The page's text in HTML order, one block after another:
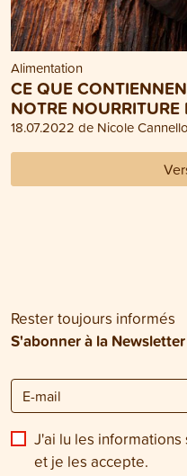
Alimentation
CE QUE
NOTRE
18.07.2022 de Nicole
Rester toujours informés
S'abonner à la Newsletter
J'ai lu les informations
et je les accepte.